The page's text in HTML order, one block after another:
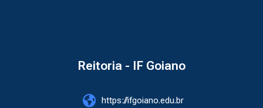
Reitoria - IF Goiano
https://ifgoiano.edu.br